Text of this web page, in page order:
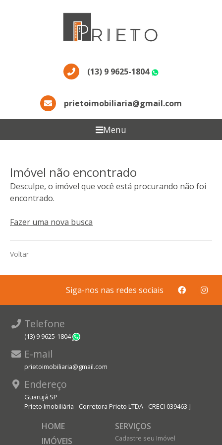
(13) 9 9625-1804
prietoimobiliaria@gmail.com
Menu
Imóvel não encontrado
Desculpe, o imóvel que você está procurando não foi
encontrado.
Fazer uma nova busca
Voltar
Siga-nos nas redes sociais
Telefone
(13) 9 9625-1804
E-mail
prietoimobiliaria@gmail.com
Endereço
Guarujá SP
Prieto Imobiliária - Corretora Prieto LTDA - CRECI 039463-J
HOME
IMÓVEIS
SERVIÇOS
Cadastre seu Imóvel